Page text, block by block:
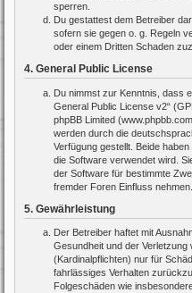
sperren.
Du gestattest dem Betreiber
sofern sie gegen o. g. Regeln
oder einem Dritten Schaden
4. General Public License
Du nimmst zur Kenntnis, dass
General Public License v2“
phpBB Limited
werden durch die
Verfügung gestellt. Beide
die Software verwendet wird.
der Software für bestimmte
fremder Foren Einfluss nehmen.
5. Gewährleistung
Der Betreiber haftet mit
Gesundheit und der
(Kardinalpflichten) nur für
fahrlässiges Verhalten
Folgeschäden wie